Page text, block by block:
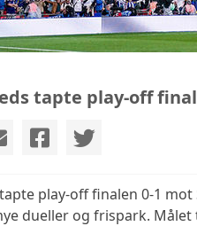
tapte play-off
play-off finalen 0-1
dueller og frispark.